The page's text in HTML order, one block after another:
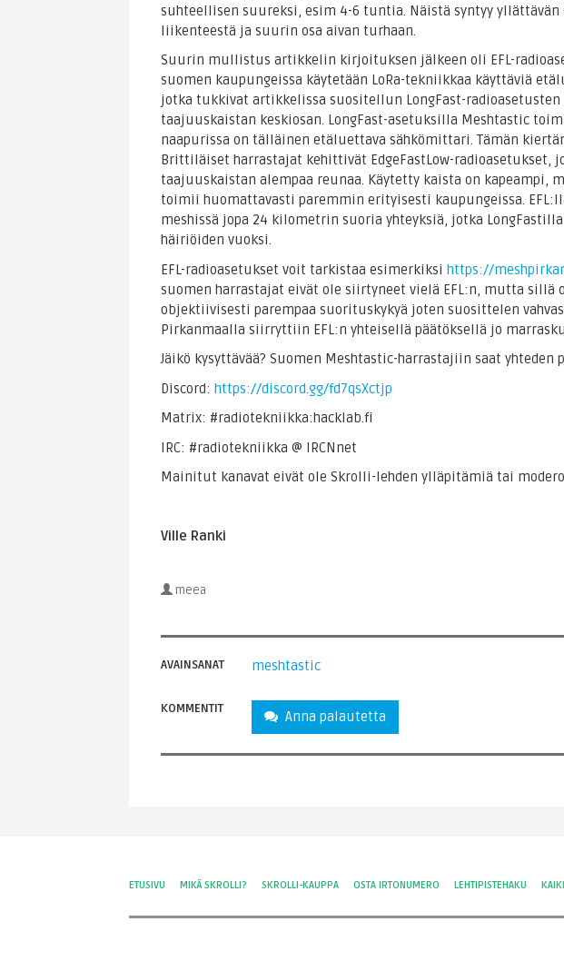
suhteellisen suureksi, esim 4-6 tuntia. Näistä syntyy
liikenteestä ja suurin osa aivan turhaan.
Suurin mullistus artikkelin kirjoituksen jälkeen oli EFL-
suomen kaupungeissa käytetään LoRa-tekniikkaa käyttäviä
jotka tukkivat artikkelissa suositellun LongFast-radioasetusten
taajuuskaistan keskiosan. LongFast-asetuksilla Meshtastic
naapurissa on tälläinen etäluettava sähkömittari. Tämän
Brittiläiset harrastajat kehittivät EdgeFastLow-radioasetukset,
taajuuskaistan alempaa reunaa. Käytetty kaista on kapeampi,
toimii huomattavasti paremmin erityisesti kaupungeissa.
meshissä jopa 24 kilometrin suoria yhteyksiä, jotka
häiriöiden vuoksi.
EFL-radioasetukset voit tarkistaa esimerkiksi https://
suomen harrastajat eivät ole siirtyneet vielä EFL:n, mutta sillä
objektiivisesti parempaa suorituskykyä joten suosittelen
Pirkanmaalla siirryttiin EFL:n yhteisellä päätöksellä jo
Jäikö kysyttävää? Suomen Meshtastic-harrastajiin saat yhteden
Discord: https://discord.gg/fd7qsXctjp
Matrix: #radiotekniikka:hacklab.fi
IRC: #radiotekniikka @ IRCNnet
Mainitut kanavat eivät ole Skrolli-lehden ylläpitämiä tai
Ville Ranki
meea
AVAINSANAT meshtastic
KOMMENTIT Anna palautetta
ETUSIVU MIKÄ SKROLLI? SKROLLI-KAUPPA OSTA IRTONUMERO LEHTIPISTEHAKU